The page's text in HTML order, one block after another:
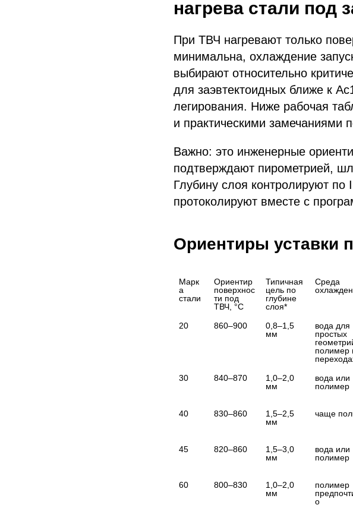
нагрева стали под
При ТВЧ нагревают только
минимальна, охлаждение
выбирают относительно
для заэвтектоидных ближе к
легирования. Ниже рабочая
и практическими замечаниями
Важно: это инженерные
подтверждают пирометрией,
Глубину слоя контролируют
протоколируют вместе с
Ориентиры уставки
Марк
а
стали
Ориентир
поверхнос
ти под
ТВЧ, °C
Типичная
цель по
глубине
слоя*
Среда
20 860–900
0,8–1,5
мм
вода для
простых
полимер
30 840–870
1,0–2,0
мм
вода или
полимер
40
1,5–2,5
мм
чаще
45
820–860
1,5–3,0
мм
вода или
полимер
60
800–830
1,0–2,0
мм
полимер
о